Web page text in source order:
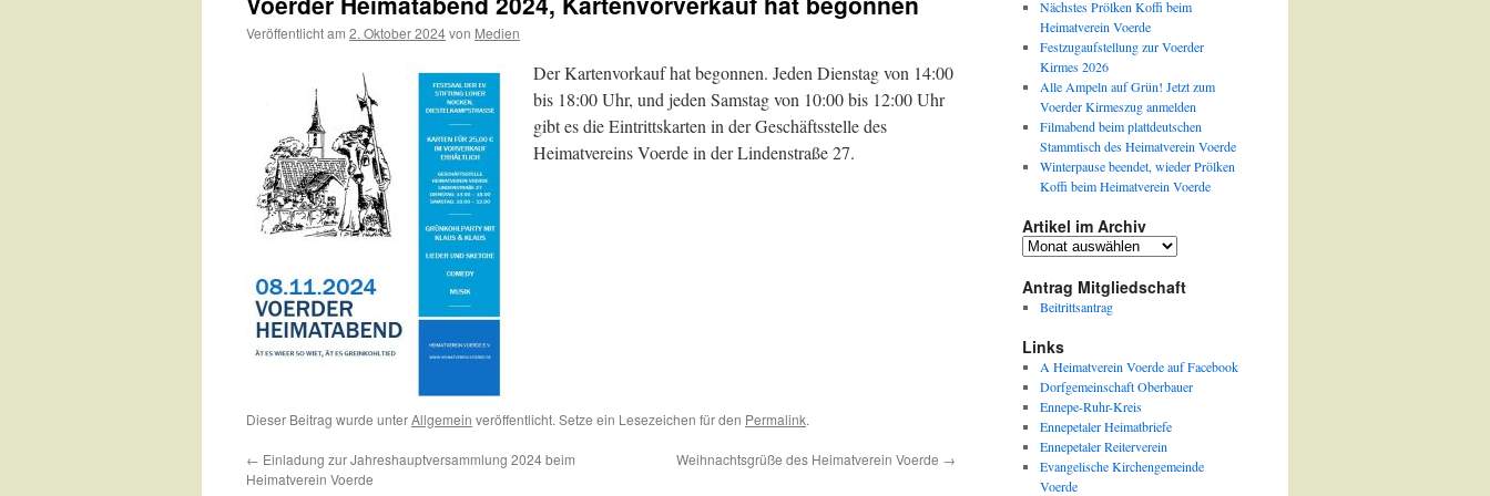
Veröffentlicht am 2. Oktober 2024von Medien
Der Kartenvorkauf hat begonnen. Jeden Dienstag von 14:00
bis 18:00 Uhr, und jeden Samstag von 10:00 bis 12:00 Uhr
gibt es die Eintrittskarten in der Geschäftsstelle des
Heimatvereins Voerde in der Lindenstraße 27.
Dieser Beitrag wurde unterAllgemein veröffentlicht. Setze ein Lesezeichen für den Permalink.
← Einladung zur Jahreshauptversammlung 2024 beim
Heimatverein Voerde
Weihnachtsgrüße des Heimatverein Voerde →
Nächstes Prölken Koffi beim
Heimatverein Voerde
Festzugaufstellung zur Voerder
Kirmes 2026
Alle Ampeln auf Grün! Jetzt zum
Voerder Kirmeszug anmelden
Filmabend beim plattdeutschen
Stammtisch des Heimatverein Voerde
Winterpause beendet, wieder Prölken
Koffi beim Heimatverein Voerde
Artikel im Archiv
Artikel
Archiv
Antrag Mitgliedschaft
Beitrittsantrag
Links
A Heimatverein Voerde auf Facebook
Dorfgemeinschaft Oberbauer
Ennepe-Ruhr-Kreis
Ennepetaler Heimatbriefe
Ennepetaler Reiterverein
Evangelische Kirchengemeinde
Voerde